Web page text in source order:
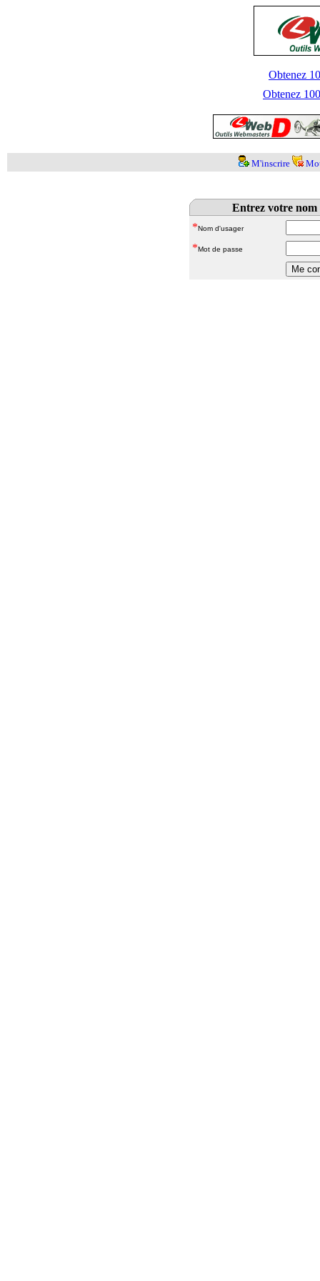
Obtenez
Obtenez
M'inscrire
Entrez votre nom
*Nom d'usager
*Mot de passe